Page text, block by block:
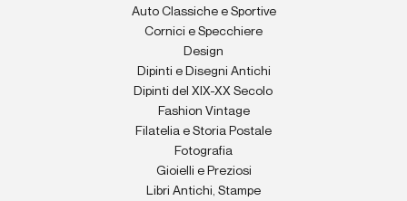
Auto Classiche e Sportive
Cornici e Specchiere
Design
Dipinti e Disegni Antichi
Dipinti del XIX-XX Secolo
Fashion Vintage
Filatelia e Storia Postale
Fotografia
Gioielli e Preziosi
Libri Antichi, Stampe